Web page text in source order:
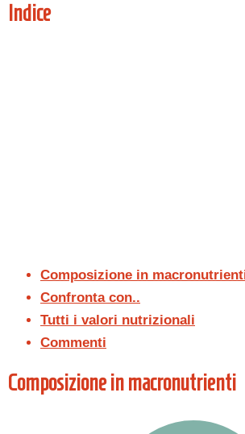
Indice
Composizione in
Confronta con..
Tutti i valori nutrizionali
Commenti
Composizione in macronutrienti